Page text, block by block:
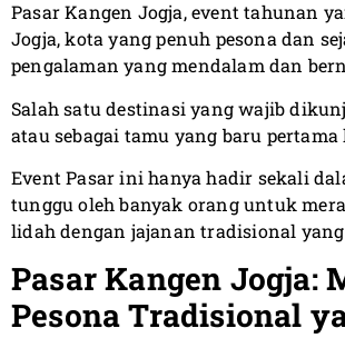
Pasar Kangen Jogja, event tahunan
Jogja, kota yang penuh pesona dan
pengalaman yang mendalam dan
Salah satu destinasi yang wajib
atau sebagai tamu yang baru
Event Pasar ini hanya hadir sekali
tunggu oleh banyak orang untuk
lidah dengan jajanan tradisional
Pasar Kangen Jogja:
Pesona Tradisional